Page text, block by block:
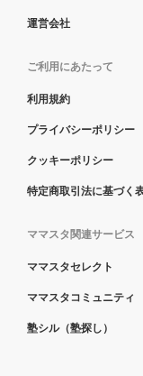
運営会社
ご利用にあたって
利用規約
プライバシーポリシー
クッキーポリシー
特定商取引法に基づく
ママスタ関連サービス
ママスタセレクト
ママスタコミュニティ
塾シル（塾探し）